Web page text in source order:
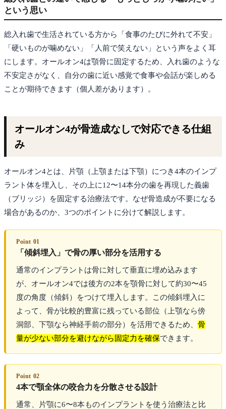
という思い
総入れ歯で生活されている方から「食事のたびに外れて不安」
「硬いものが噛めない」「人前で笑えない」という声をよく耳
にします。オールオン4は顎骨に固定するため、入れ歯のような
不安定さがなく、自分の歯に近い感覚で食事や会話が楽しめる
ことが期待できます（個人差があります）。
オールオン4が骨造成なしで対応できる仕組
み
オールオン4とは、片顎（上顎または下顎）につき4本のインプ
ラント体を埋入し、その上に12〜14本分の歯を再現した義歯
（ブリッジ）を固定する治療法です。なぜ骨造成が不要になる
場合があるのか、3つのポイントに分けて解説します。
Point 01
「傾斜埋入」で骨の厚い部分を活用する
通常のインプラントは骨に対して垂直に埋め込みます
が、オールオン4では後方の2本を顎骨に対して約30〜45
度の角度（傾斜）をつけて埋入します。この傾斜埋入に
よって、骨が比較的豊富に残っている部位（上顎なら傍
洞部、下顎なら神経手前の部分）を活用できるため、 骨
量が少ない部分を避けながら固定力を確保できます。
Point 02
4本で顎全体の咬合力を分散させる設計
通常、片顎に6〜8本ものインプラントを使う治療法と比